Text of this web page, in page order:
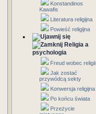
Konstandinos
Kawafis
Literatura religijna
Powieść religijna
Religia a
psychologia
Freud wobec religii
Jak zostać
przywódcą sekty
Konwersja religijna
Po końcu świata
Przeżycie